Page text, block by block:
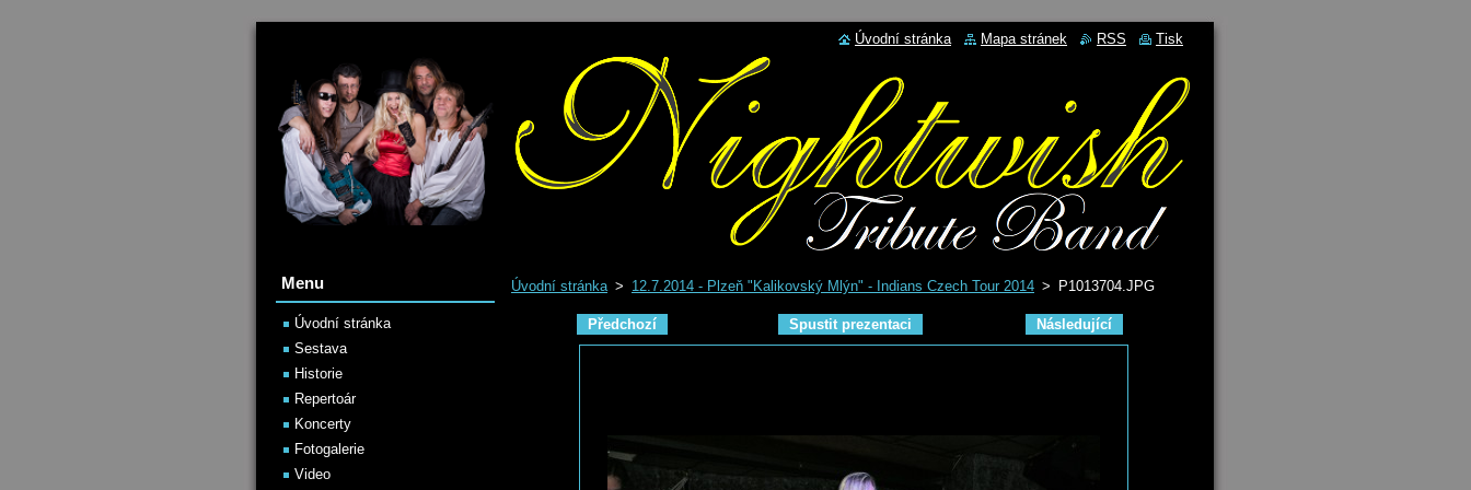
Úvodní stránka > 12.7.2014 - Plzeň "Kalikovský Mlýn" - Indians Czech Tour 2014 > P1013704.JPG
Předchozí Spustit prezentaci Následující
Menu
Úvodní stránka
Sestava
Historie
Repertoár
Koncerty
Fotogalerie
Video
Úvodní stránka Mapa stránek RSS Tisk